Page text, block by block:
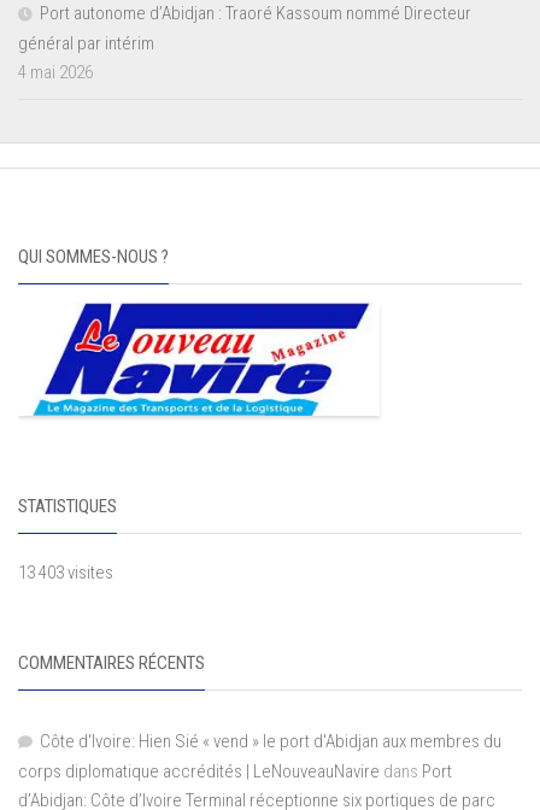
Port autonome d’Abidjan : Traoré Kassoum nommé Directeur
général par intérim
4 mai 2026
QUI SOMMES-NOUS ?
STATISTIQUES
13 403 visites
COMMENTAIRES RÉCENTS
Côte d'Ivoire: Hien Sié « vend » le port d'Abidjan aux membres du
corps diplomatique accrédités | LeNouveauNavire dans Port
d’Abidjan: Côte d’Ivoire Terminal réceptionne six portiques de parc